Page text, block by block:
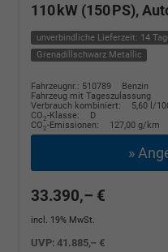
110 kW (150 PS),
unverbindliche Lieferzeit: 14
Grenadillschwarz Metallic
Fahrzeugnr.: 510789
Benzin
Fahrzeug mit Tageszulassung
Verbrauch kombiniert:
5,60 l/
CO2-Klasse:
D
CO2-Emissionen: 127,00 g/km
»
33.390,– €
incl. 19% MwSt.
UVP:41.885,– €